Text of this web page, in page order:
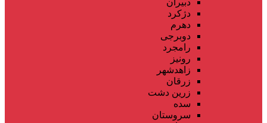
دژکرد
دهرم
دوبرجی
رامجرد
رونیز
زاهدشهر
زرقان
زرین دشت
سده
سروستان